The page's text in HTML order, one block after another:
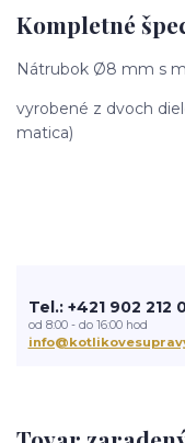
Kompletné
Nátrubok Ø8 mm s
vyrobené z dvoch
matica)
Tel.: +421 902 212
od 8:00 - do 16:00 hod